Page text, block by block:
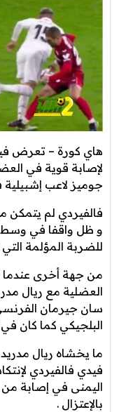
هاي كورة – تعرض
لإصابة قوية في
جوميز لاعب إشبيلية
فالفيردي لم يتمكن
و ظل واقفا في وسط
للضربة المؤلمة التي
من جهة أخرى عندما
العضلية مع ريال
سان جيرمان
البلجيكي كما كان
ما يخشاه ريال
فيدي فالفيردي
اليمنى في إصابة من
بالإعتزال .